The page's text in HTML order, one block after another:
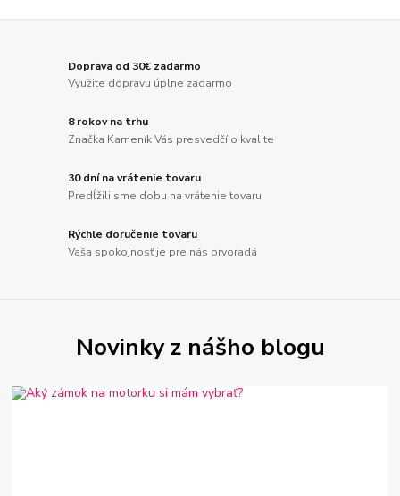
Doprava od 30€ zadarmo
Využite dopravu úplne zadarmo
8 rokov na trhu
Značka Kameník Vás presvedčí o kvalite
30 dní na vrátenie tovaru
Predĺžili sme dobu na vrátenie tovaru
Rýchle doručenie tovaru
Vaša spokojnosť je pre nás prvoradá
Novinky z nášho blogu